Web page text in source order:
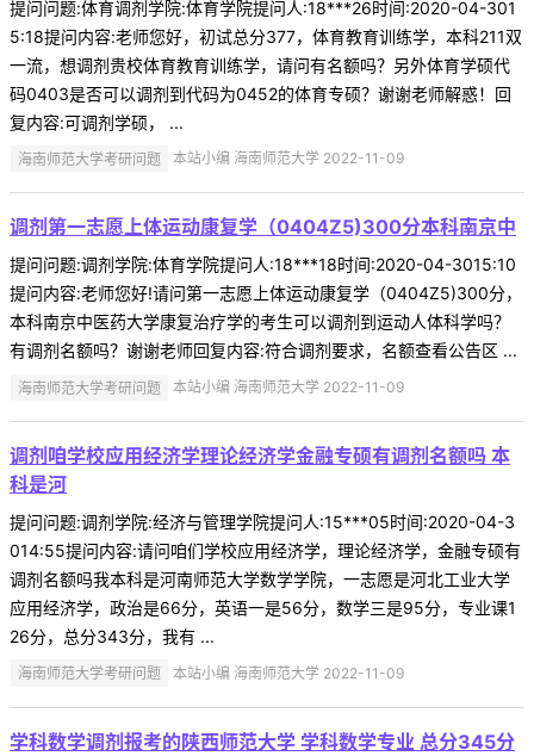
提问问题:体育调剂学院:体育学院提问人:18***26时间:2020-04-301
5:18提问内容:老师您好，初试总分377，体育教育训练学，本科211双
一流，想调剂贵校体育教育训练学，请问有名额吗？另外体育学硕代
码0403是否可以调剂到代码为0452的体育专硕？谢谢老师解惑！回
复内容:可调剂学硕， ...
海南师范大学考研问题 本站小编 海南师范大学 2022-11-09
调剂第一志愿上体运动康复学（0404Z5)300分本科南京中
提问问题:调剂学院:体育学院提问人:18***18时间:2020-04-3015:10
提问内容:老师您好!请问第一志愿上体运动康复学（0404Z5)300分，
本科南京中医药大学康复治疗学的考生可以调剂到运动人体科学吗？
有调剂名额吗？谢谢老师回复内容:符合调剂要求，名额查看公告区 ...
海南师范大学考研问题 本站小编 海南师范大学 2022-11-09
调剂咱学校应用经济学理论经济学金融专硕有调剂名额吗 本
科是河
提问问题:调剂学院:经济与管理学院提问人:15***05时间:2020-04-3
014:55提问内容:请问咱们学校应用经济学，理论经济学，金融专硕有
调剂名额吗我本科是河南师范大学数学学院，一志愿是河北工业大学
应用经济学，政治是66分，英语一是56分，数学三是95分，专业课1
26分，总分343分，我有 ...
海南师范大学考研问题 本站小编 海南师范大学 2022-11-09
学科数学调剂报考的陕西师范大学 学科数学专业 总分345分